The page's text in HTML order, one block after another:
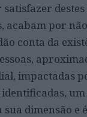
satisfazer
acabam por
conta da
impactadas
dimensão e